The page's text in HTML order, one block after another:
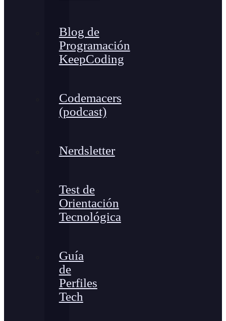
Blog de
Programación
KeepCoding
Codemacers
(podcast)
Nerdsletter
Test de
Orientación
Tecnológica
Guía
de
Perfiles
Tech